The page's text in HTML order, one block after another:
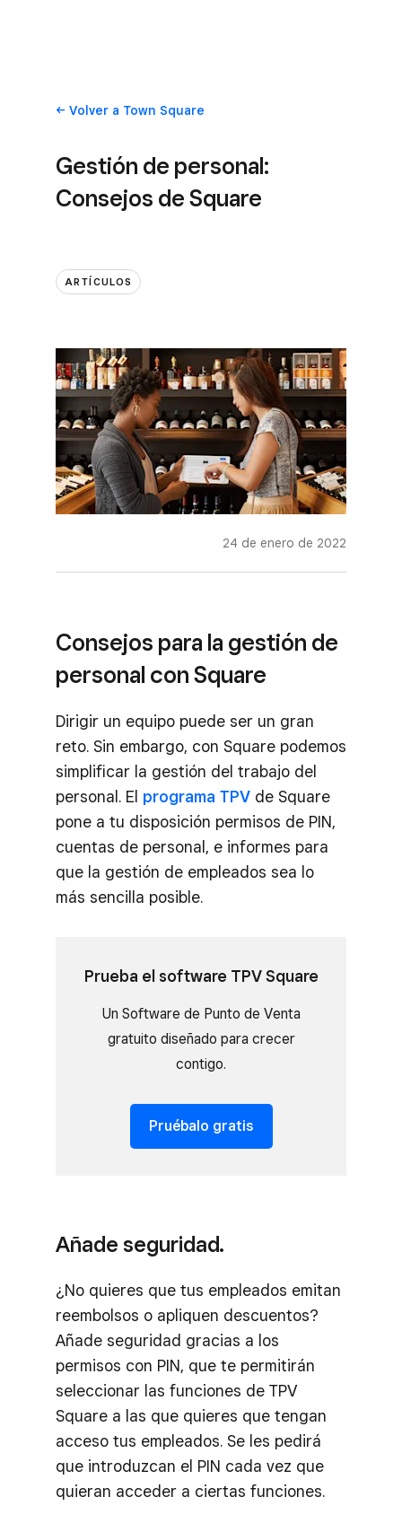
Volvera Town Square
Gestión de personal:
Consejos de Square
ARTÍCULOS
24 de enero de 2022
Consejos para la gestión de
personal con Square
Dirigir un equipo puede ser un gran
reto. Sin embargo, con Square podemos
simplificar la gestión del trabajo del
personal. El programa TPV de Square
pone a tu disposición permisos de PIN,
cuentas de personal, e informes para
que la gestión de empleados sea lo
más sencilla posible.
Prueba el software TPV Square
Un Software de Punto de Venta
gratuito diseñado para crecer
contigo.
Pruébalo gratis
Añade seguridad.
¿No quieres que tus empleados emitan
reembolsos o apliquen descuentos?
Añade seguridad gracias a los
permisos con PIN, que te permitirán
seleccionar las funciones de TPV
Square a las que quieres que tengan
acceso tus empleados. Se les pedirá
que introduzcan el PIN cada vez que
quieran acceder a ciertas funciones.